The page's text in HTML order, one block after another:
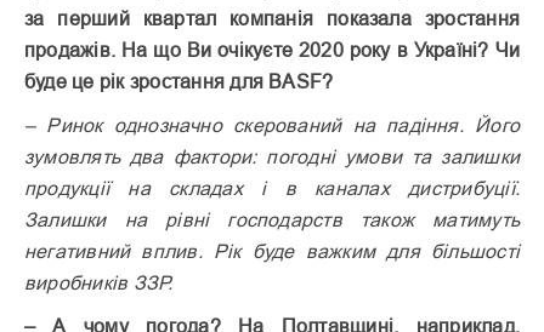
за перший квартал компанія показала зростання
продажів. На що Ви очікуєте 2020 року в Україні? Чи
буде це рік зростання для BASF?
– Ринок однозначно скерований на падіння. Його
зумовлять два фактори: погодні умови та залишки
продукції на складах і в каналах дистрибуції.
Залишки на рівні господарств також матимуть
негативний вплив. Рік буде важким для більшості
виробників ЗЗР.
– А чому погода? На Полтавщині, наприклад,